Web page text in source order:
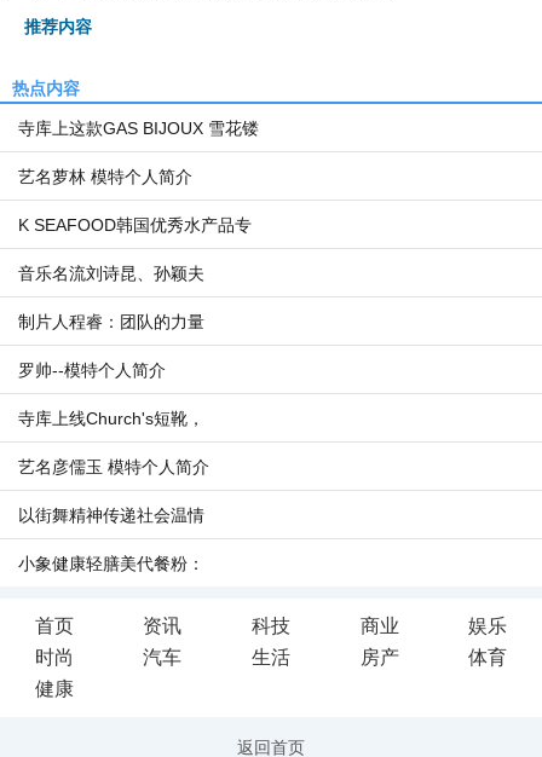
推荐内容
热点内容
寺库上这款GAS BIJOUX 雪花镂
艺名萝林 模特个人简介
K SEAFOOD韩国优秀水产品专
音乐名流刘诗昆、孙颖夫
制片人程睿：团队的力量
罗帅--模特个人简介
寺库上线Church's短靴，
艺名彦儒玉 模特个人简介
以街舞精神传递社会温情
小象健康轻膳美代餐粉：
首页 资讯 科技 商业
娱乐
时尚
汽车 生活 房产
体育
健康
返回首页